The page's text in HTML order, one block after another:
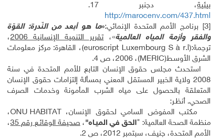
بيئية، دجنبر 17.
http://marocenv.com/437.html
[3] برنامج الأمم المتحدة الإنمائي:«ما هو أبعد من النّدرة: القوّة
والفقر وأزمة المياه العالمية»، تقرير التنمية الإنسانية 2006
،
ترجمة:euroscript Luxembourg S à r.l))، القاهرة: مركز معلومات
الشرق الأوسـط(MERIC)، 2006، ص 4.
استحدث مجلس حقوق الإنسان التابع للأمم المتحدة في سنة
2008 ولاية الخبير المستقل المعني بمسألة إلتزامات حقوق الإنسان
المتعلقة بالحصول على مياه الشرب المأمونة وخدمات الصرف
الصحي. أنظـر:
مكتب المفوض السامي لحقوق الإنسان،ONU HABITAT،
منظمة الصحة العالمية: "الحق في الميـاه" ، صحيفة الوقائـع رقم 35
،
الأمم المتحدة، جنيف، سبتمبر 2012، ص 2.